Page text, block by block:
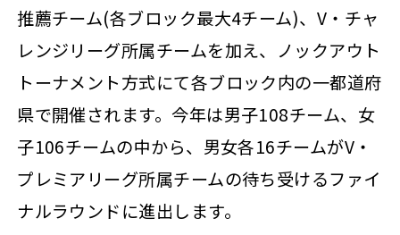
推薦チーム(各ブロック最大4チーム)、V・チャ
レンジリーグ所属チームを加え、ノックアウト
トーナメント方式にて各ブロック内の一都道府
県で開催されます。今年は男子108チーム、女
子106チームの中から、男女各16チームがV・
プレミアリーグ所属チームの待ち受けるファイ
ナルラウンドに進出します。